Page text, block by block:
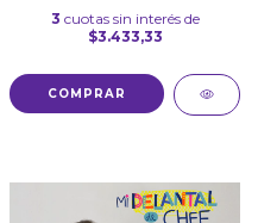
3 cuotas sin interés de
$3.433,33